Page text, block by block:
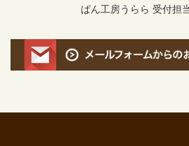
ぱん工房うらら 受付担